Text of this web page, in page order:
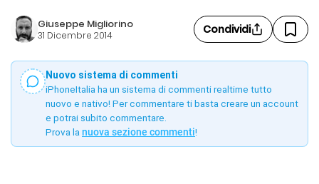
Giuseppe Migliorino
31 Dicembre 2014 Condividi
Nuovo sistema di commenti
iPhoneItalia ha un sistema di commenti realtime tutto
nuovo e nativo! Per commentare ti basta creare un account
e potrai subito commentare.
Prova la nuova sezione commenti!